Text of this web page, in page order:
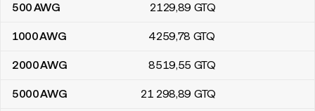
500AWG 2129,89 GTQ
1000AWG 4259,78 GTQ
2000AWG 8519,55 GTQ
5000AWG 21 298,89 GTQ